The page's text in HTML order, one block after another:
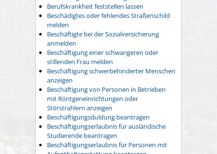
Berufskrankheit feststellen lassen
Beschädigtes oder fehlendes Straßenschild
melden
Beschäftigte bei der Sozialversicherung
anmelden
Beschäftigung einer schwangeren oder
stillenden Frau melden
Beschäftigung schwerbehinderter Menschen
anzeigen
Beschäftigung von Personen in Betrieben
mit Röntgeneinrichtungen oder
Störstrahlern anzeigen
Beschäftigungsduldung beantragen
Beschäftigungserlaubnis für ausländische
Studierende beantragen
Beschäftigungserlaubnis für Personen mit